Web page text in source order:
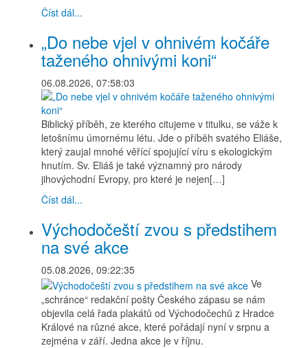
Číst dál...
„Do nebe vjel v ohnivém kočáře
taženého ohnivými koni“
06.08.2026, 07:58:03
Biblický příběh, ze kterého citujeme v titulku, se váže k
letošnímu úmornému létu. Jde o příběh svatého Eliáše,
který zaujal mnohé věřící spojující víru s ekologickým
hnutím. Sv. Eliáš je také významný pro národy
jihovýchodní Evropy, pro které je nejen[…]
Číst dál...
Východočeští zvou s předstihem
na své akce
05.08.2026, 09:22:35
Ve
„schránce“ redakční pošty Českého zápasu se nám
objevila celá řada plakátů od Východočechů z Hradce
Králové na různé akce, které pořádají nyní v srpnu a
zejména v září. Jedna akce je v říjnu.